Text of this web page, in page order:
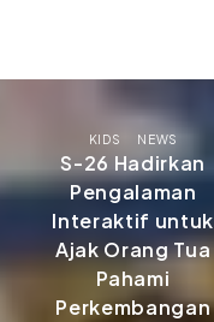
KIDS NEWS
S-26 Hadirkan
Pengalaman
Interaktif untuk
Ajak Orang Tua
Pahami
Perkembangan